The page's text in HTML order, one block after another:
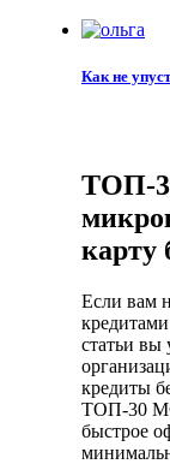
Как не
ТОП-
карту
Если вам
статьи вы
кредиты
ТОП-30
быстрое